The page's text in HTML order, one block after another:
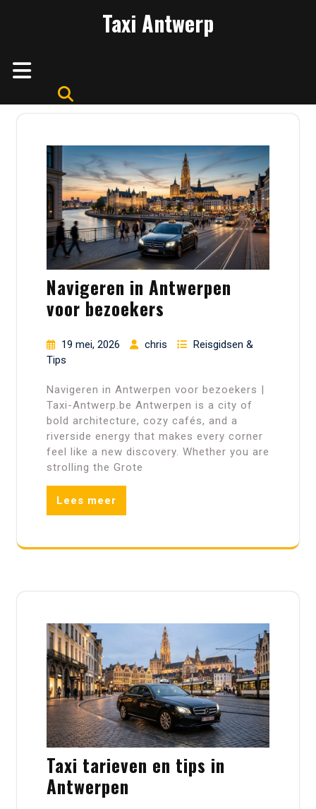
Taxi Antwerp
Open
Button
Navigeren in Antwerpen
voor bezoekers
19 mei, 2026 chris
Reisgidsen &
Tips
Navigeren in Antwerpen voor bezoekers |
Taxi-Antwerp.be Antwerpen is a city of
bold architecture, cozy cafés, and a
riverside energy that makes every corner
feel like a new discovery. Whether you are
strolling the Grote
Lees meer
Taxi tarieven en tips in
Antwerpen